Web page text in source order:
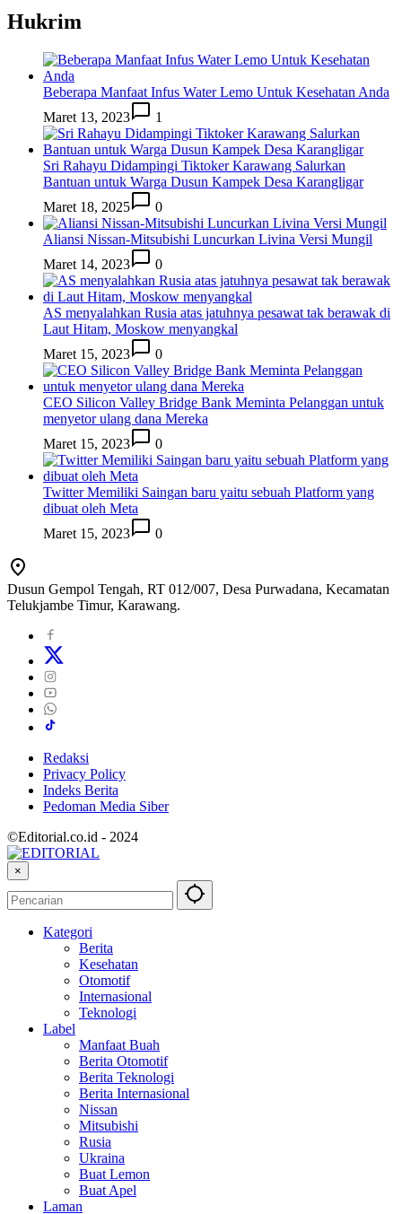
Hukrim
Beberapa Manfaat Infus Water Lemo Untuk Kesehatan Anda
Maret 13, 2023
1
Sri Rahayu Didampingi Tiktoker Karawang Salurkan
Bantuan untuk Warga Dusun Kampek Desa Karangligar
Maret 18, 2025
0
Aliansi Nissan-Mitsubishi Luncurkan Livina Versi Mungil
Maret 14, 2023
0
AS menyalahkan Rusia atas jatuhnya pesawat tak berawak di
Laut Hitam, Moskow menyangkal
Maret 15, 2023
0
CEO Silicon Valley Bridge Bank Meminta Pelanggan untuk
menyetor ulang dana Mereka
Maret 15, 2023
0
Twitter Memiliki Saingan baru yaitu sebuah Platform yang
dibuat oleh Meta
Maret 15, 2023
0
Dusun Gempol Tengah, RT 012/007, Desa Purwadana, Kecamatan
Telukjambe Timur, Karawang.
Redaksi
Privacy Policy
Indeks Berita
Pedoman Media Siber
©Editorial.co.id - 2024
×
Kategori
Berita
Kesehatan
Otomotif
Internasional
Teknologi
Label
Manfaat Buah
Berita Otomotif
Berita Teknologi
Berita Internasional
Nissan
Mitsubishi
Rusia
Ukraina
Buat Lemon
Buat Apel
Laman